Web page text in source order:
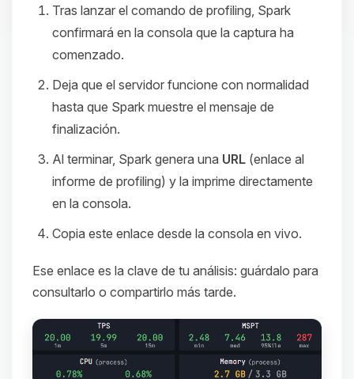
Tras lanzar el comando de profiling, Spark
confirmará en la consola que la captura ha
comenzado.
Deja que el servidor funcione con normalidad
hasta que Spark muestre el mensaje de
finalización.
Al terminar, Spark genera una URL (enlace al
informe de profiling) y la imprime directamente
en la consola.
Copia este enlace desde la consola en vivo.
Ese enlace es la clave de tu análisis: guárdalo para
consultarlo o compartirlo más tarde.